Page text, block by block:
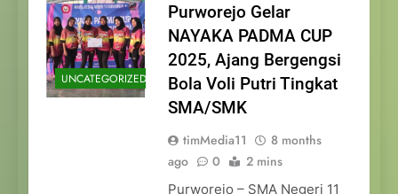
UNCATEGORIZED
Purworejo Gelar
NAYAKA PADMA CUP
2025, Ajang Bergengsi
Bola Voli Putri Tingkat
SMA/SMK
timMedia11
8 months
ago
0 2 mins
Purworejo – SMA Negeri 11